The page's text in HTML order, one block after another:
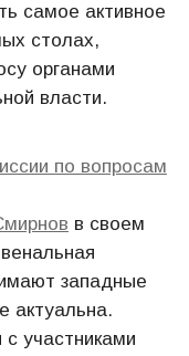
самое активное
столах,
органами
власти.
по вопросам
в своем
западные
актуальна.
участниками